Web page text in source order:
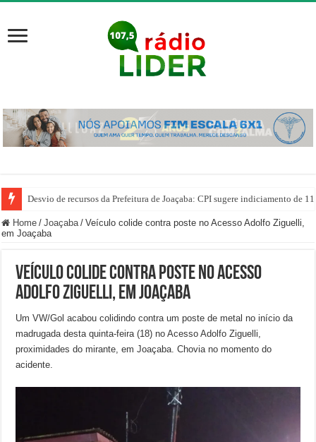
Desvio de recursos da Prefeitura de Joaçaba: CPI sugere indiciamento de 11
Home / Joaçaba / Veículo colide contra poste no Acesso Adolfo Ziguelli,
em Joaçaba
Veículo colide contra poste no Acesso
Adolfo Ziguelli, em Joaçaba
Um VW/Gol acabou colidindo contra um poste de metal no início da
madrugada desta quinta-feira (18) no Acesso Adolfo Ziguelli,
proximidades do mirante, em Joaçaba. Chovia no momento do
acidente.